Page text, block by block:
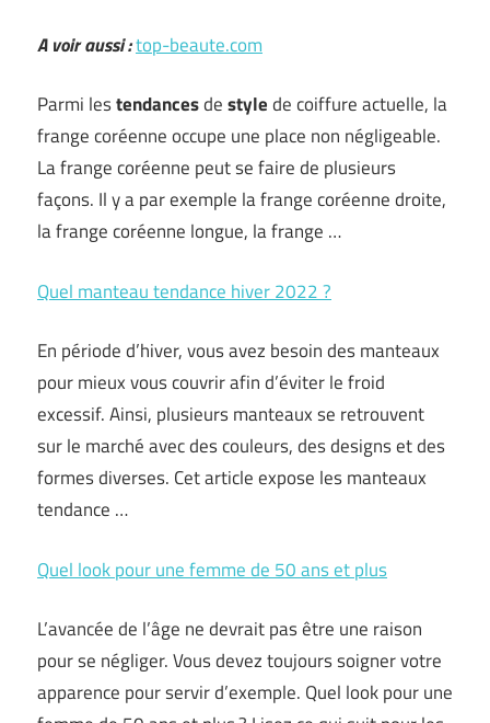
A voir aussi :top-beaute.com
Parmi lestendancesdestylede coiffure actuelle, la
frange coréenne occupe une place non négligeable.
La frange coréenne peut se faire de plusieurs
façons. Il y a par exemple la frange coréenne droite,
la frange coréenne longue, la frange …
Quel manteau tendance hiver 2022 ?
En période d’hiver, vous avez besoin des manteaux
pour mieux vous couvrir afin d’éviter le froid
excessif. Ainsi, plusieurs manteaux se retrouvent
sur le marché avec des couleurs, des designs et des
formes diverses. Cet article expose les manteaux
tendance …
Quel look pour une femme de 50 ans et plus
L’avancée de l’âge ne devrait pas être une raison
pour se négliger. Vous devez toujours soigner votre
apparence pour servir d’exemple. Quel look pour une